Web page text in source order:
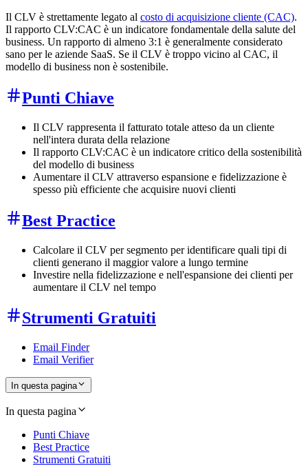
Il CLV è strettamente legato al costo di acquisizione cliente (CAC).
Il rapporto CLV:CAC è un indicatore fondamentale della salute del
business. Un rapporto di almeno 3:1 è generalmente considerato
sano per le aziende SaaS. Se il CLV è troppo vicino al CAC, il
modello di business non è sostenibile.
Punti Chiave
Il CLV rappresenta il fatturato totale atteso da un cliente
nell'intera durata della relazione
Il rapporto CLV:CAC è un indicatore critico della sostenibilità
del modello di business
Aumentare il CLV attraverso espansione e fidelizzazione è
spesso più efficiente che acquisire nuovi clienti
Best Practice
Calcolare il CLV per segmento per identificare quali tipi di
clienti generano il maggior valore a lungo termine
Investire nella fidelizzazione e nell'espansione dei clienti per
aumentare il CLV nel tempo
Strumenti Gratuiti
Email Finder
Email Verifier
In questa pagina
In questa pagina
Punti Chiave
Best Practice
Strumenti Gratuiti